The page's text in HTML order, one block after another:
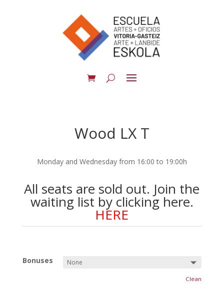
Wood LX T
Monday and Wednesday from 16:00 to 19:00h
All seats are sold out. Join the
waiting list by clicking here.
HERE
Bonuses
Clean